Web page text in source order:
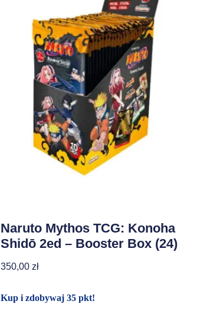
Naruto Mythos TCG: Konoha
Shidō 2ed – Booster Box (24)
350,00 zł
Kup i zdobywaj 35 pkt!